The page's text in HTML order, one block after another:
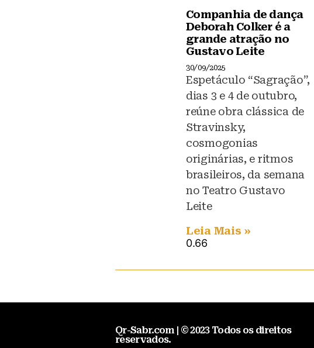
Companhia de dança
Deborah Colker é a
grande atração no
Gustavo Leite
30/09/2025
Espetáculo “Sagração”,
dias 3 e 4 de outubro,
reúne obra clássica de
Stravinsky,
cosmogonias
originárias, e ritmos
brasileiros, da semana
no Teatro Gustavo
Leite
Leia Mais »
Qr-Sabr.com | © 2023 Todos os direitos
reservados.